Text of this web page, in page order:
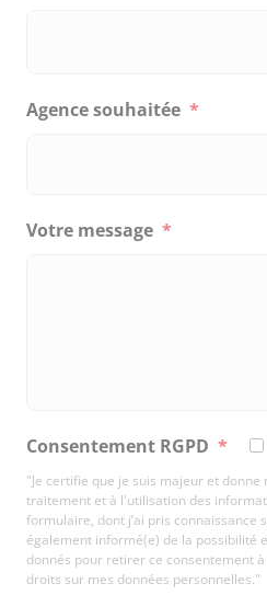
Agence souhaitée *
Votre message *
Consentement RGPD *
"Je certifie que je suis majeur et
traitement et à l'utilisation des
formulaire, dont j’ai pris connaissance
également informé(e) de la possibilité
donnés pour retirer ce consentement
droits sur mes données personnelles."